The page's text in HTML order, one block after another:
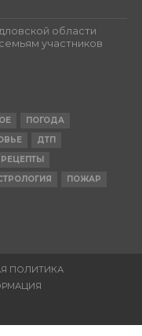
области
участников
ПОГОДА
ДТП
РЕЦЕПТЫ
ПОЖАР
ПОЛИТИКА